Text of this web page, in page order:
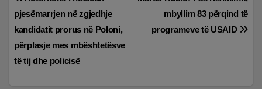
te
postimet
mbyllim 83 përqind të
programeve të USAID
pjesëmarrjen në zgjedhje
kandidatit prorus në Poloni,
përplasje mes mbështetësve
të tij dhe policisë